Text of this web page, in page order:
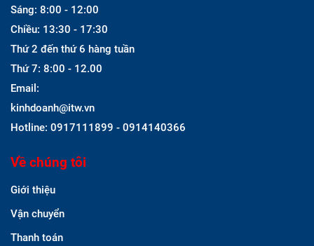
Sáng: 8:00 - 12:00
Chiều: 13:30 - 17:30
Thứ 2 đến thứ 6 hàng tuần
Thứ 7: 8:00 - 12.00
Email:
kinhdoanh@itw.vn
Hotline: 0917111899 - 0914140366
Về chúng tôi
Giới thiệu
Vận chuyển
Thanh toán